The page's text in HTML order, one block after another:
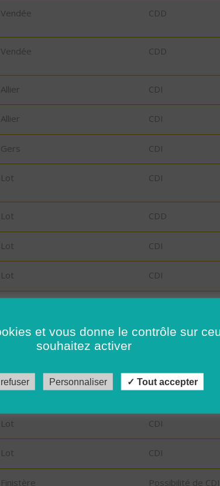
CDD
CDD
CDI
CDI
CDI
CDI
CDD
CDI
CDI
CDI
CDD
CDI
CDI
Possibilité de
et vous donne le contrôle sur
souhaitez activer
Personnaliser Tout accepter